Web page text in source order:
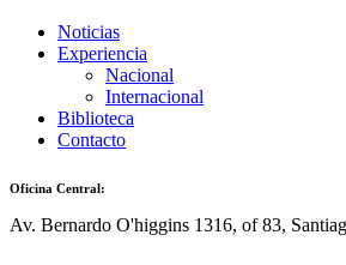
Noticias
Experiencia
Nacional
Internacional
Biblioteca
Contacto
Oficina Central:
Av. Bernardo O'higgins 1316, of 83,